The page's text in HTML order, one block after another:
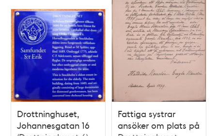
Drottninghuset,
Johannesgatan 16
Fattiga systrar
ansöker om plats på